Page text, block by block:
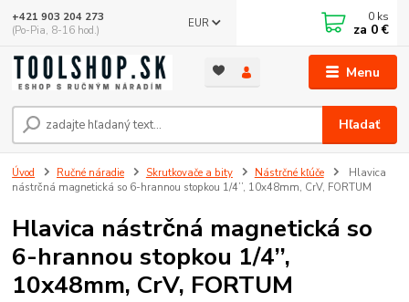
Menu
EUR
Hľadať
+421 903 204 273
(Po-Pia, 8-16 hod.)
0 ks
za 0 €
Úvod Ručné náradie Skrutkovače a bity Nástrčné kľúče
Hlavica
nástrčná magnetická so 6-hrannou stopkou 1/4’’, 10x48mm, CrV, FORTUM
Hlavica nástrčná magnetická so
6-hrannou stopkou 1/4’’,
10x48mm, CrV, FORTUM